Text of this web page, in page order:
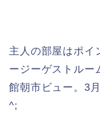
主人の部屋はポイ
ージーゲストルー
館朝市ビュー。3
^;